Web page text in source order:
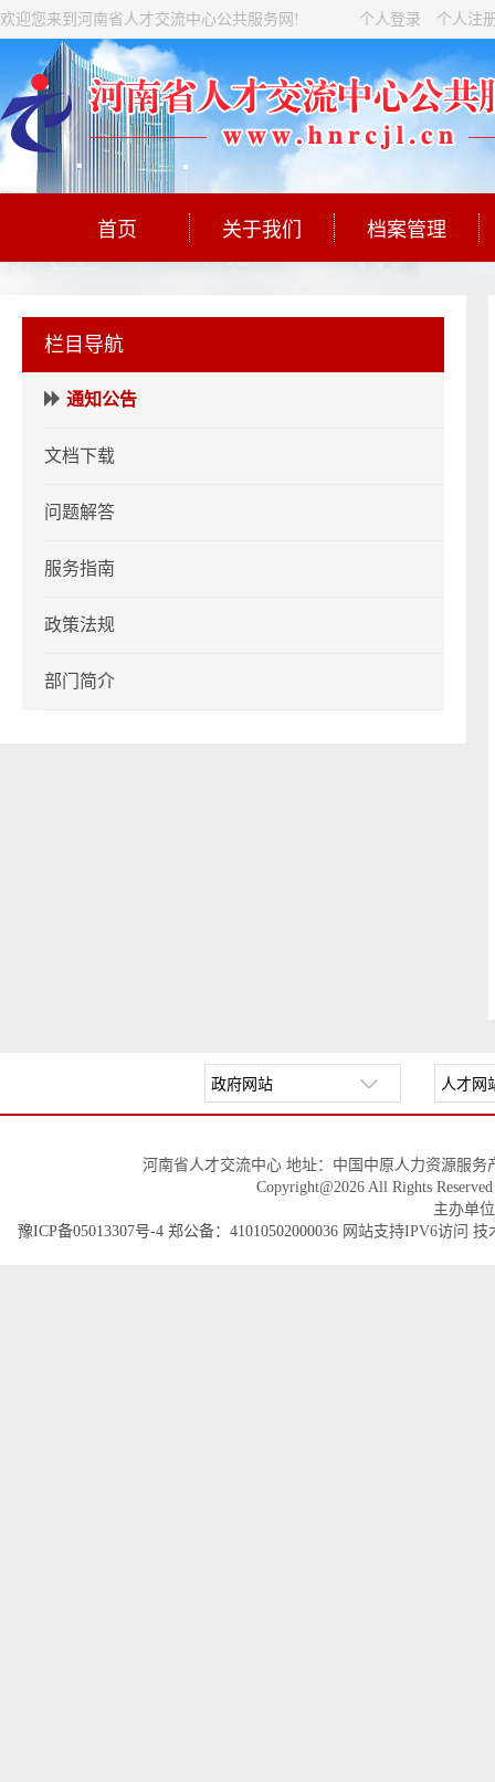
欢迎您来到河南省人才交流中心公共服务网! 个人登录 个人注
首页 关于我们 档案管理
栏目导航
通知公告
文档下载
问题解答
服务指南
政策法规
部门简介
河南省人才交流中心 地址：中国中原人力资源服
Copyright@2026 All Rights
主办单
豫ICP备05013307号-4 郑公备：41010502000036 网站支持IPV6访问 技